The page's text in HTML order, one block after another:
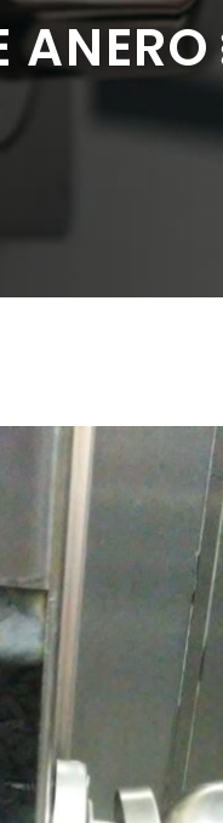
ANERO